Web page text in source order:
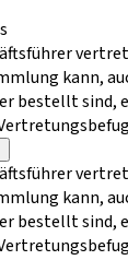
kann,
bestellt sind,
kann,
bestellt sind,